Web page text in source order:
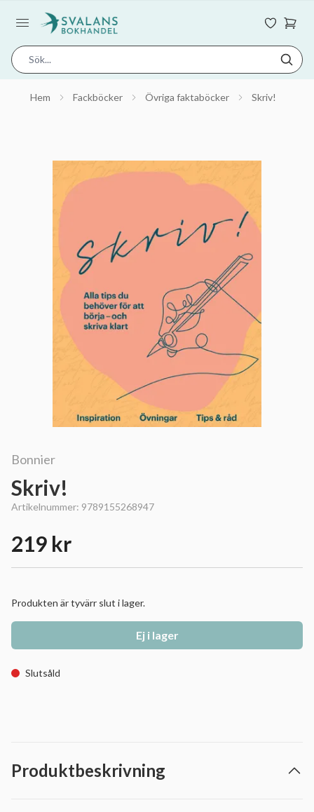
Hem Fackböcker Övriga faktaböcker Skriv!
Bonnier
Skriv!
Artikelnummer: 9789155268947
219 kr
Produkten är tyvärr slut i lager.
Ej i lager
Slutsåld
Produktbeskrivning